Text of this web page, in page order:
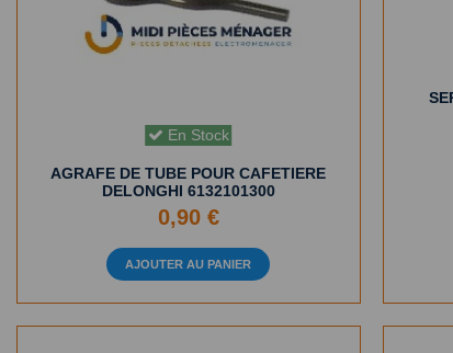
En Stock
AGRAFE DE TUBE POUR CAFETIERE
DELONGHI 6132101300
0,90 €
AJOUTER AU PANIER